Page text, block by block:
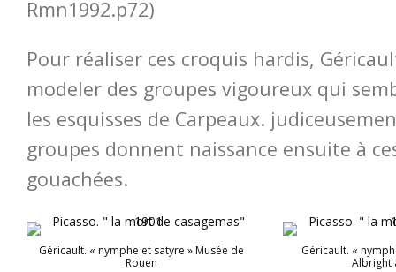
Rmn1992.p72)
Pour réaliser ces croquis hardis,
modeler des groupes vigoureux qui
les esquisses de Carpeaux.
groupes donnent naissance ensuite à
gouachées.
Géricault. « nymphe et satyre » Musée de
Rouen
Géricault. «
Albright